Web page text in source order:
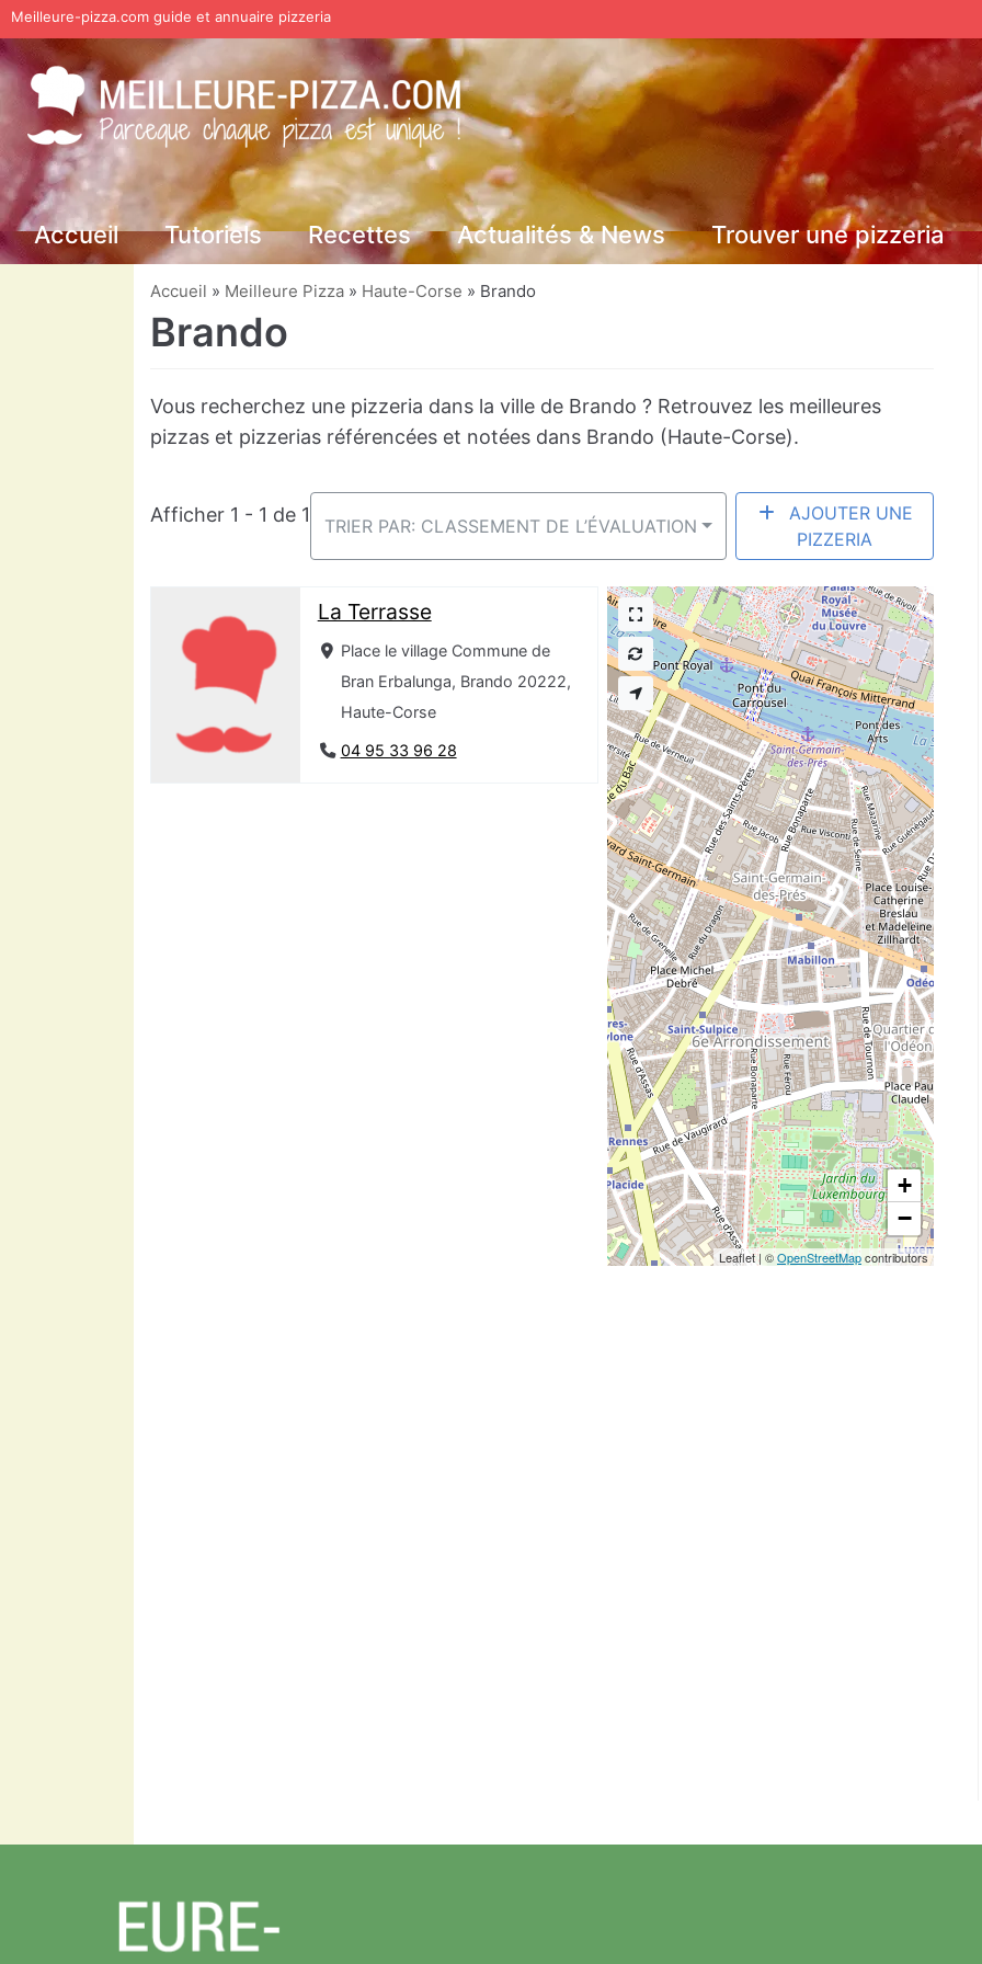
Aller
au
contenu
Meilleure-pizza.com guide et annuaire pizzeria
Accueil Tutoriels Recettes Actualités & News Trouver une pizzeria
Accueil » Meilleure Pizza » Haute-Corse » Brando
Brando
Vous recherchez une pizzeria dans la ville de Brando ? Retrouvez les meilleures
pizzas et pizzerias référencées et notées dans Brando (Haute-Corse).
Afficher 1 - 1 de 1 TRIER PAR: CLASSEMENT DE L’ÉVALUATION
AJOUTER UNE
PIZZERIA
La Terrasse
Place le village Commune de
Bran Erbalunga, Brando 20222,
Haute-Corse
04 95 33 96 28
+
−
Leaflet| ©OpenStreetMapcontributors